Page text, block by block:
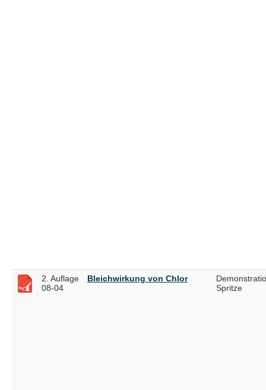
2. Auflage
08-04
Bleichwirkung von Chlor
Spritze